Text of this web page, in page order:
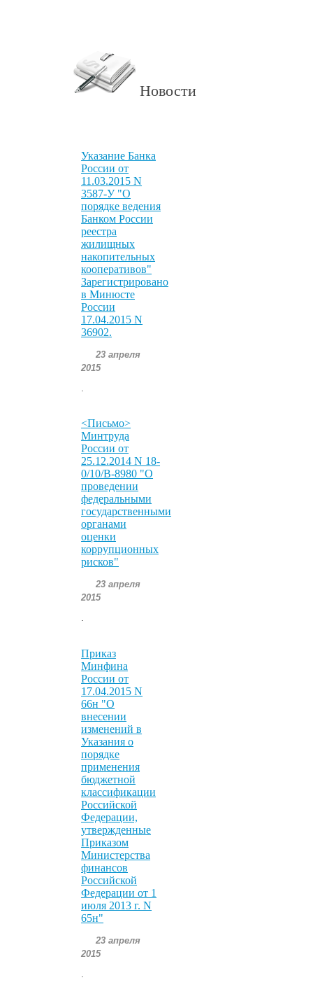
Новости
Указание Банка
России от
11.03.2015 N
3587-У "О
порядке ведения
Банком России
реестра
жилищных
накопительных
кооперативов"
Зарегистрировано
в Минюсте
России
17.04.2015 N
36902.
23 апреля
2015
<Письмо>
Минтруда
России от
25.12.2014 N 18-
0/10/В-8980 "О
проведении
федеральными
государственными
органами
оценки
коррупционных
рисков"
23 апреля
2015
.
Приказ
Минфина
России от
17.04.2015 N
66н "О
внесении
изменений в
Указания о
порядке
применения
бюджетной
классификации
Российской
Федерации,
утвержденные
Приказом
Министерства
финансов
Российской
Федерации от 1
июля 2013 г. N
65н"
23 апреля
2015